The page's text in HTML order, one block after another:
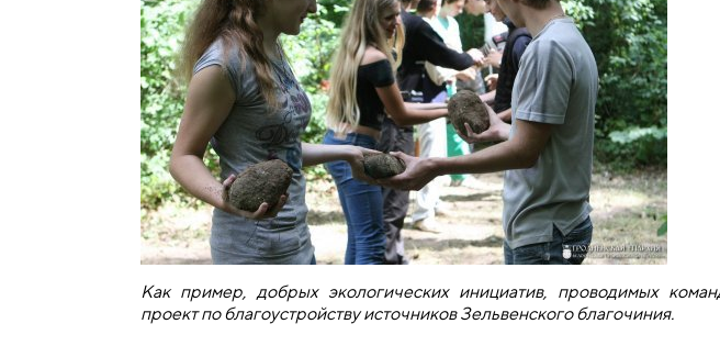
Как пример, добрых экологических инициатив, проводимых
проект по благоустройству источников Зельвенского благочиния.